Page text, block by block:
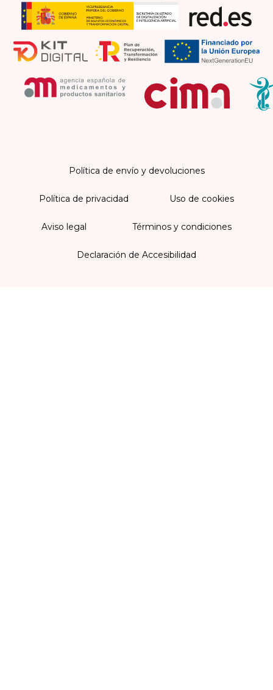
Política de envío y devoluciones
Política de privacidad Uso de cookies
Aviso legal Términos y condiciones
Declaración de Accesibilidad